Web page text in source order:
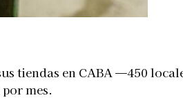
tiendas en CABA —450
mes.